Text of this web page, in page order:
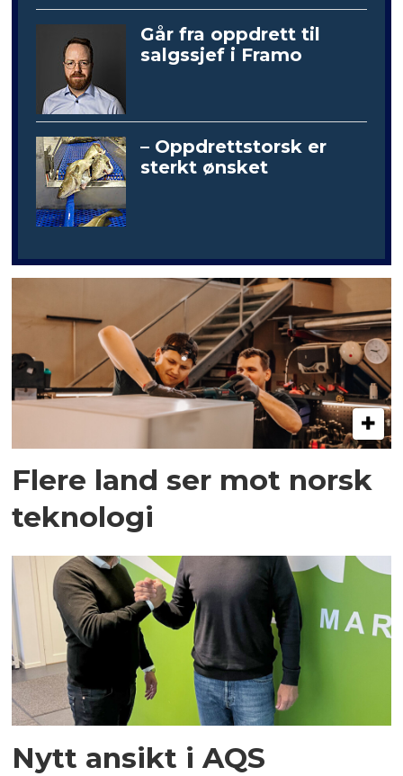
Går fra oppdrett til
salgssjef i Framo
– Oppdrettstorsk er
sterkt ønsket
Flere land ser mot norsk
teknologi
Nytt ansikt i AQS